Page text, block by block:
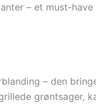
– et must-have
– den
grøntsager,